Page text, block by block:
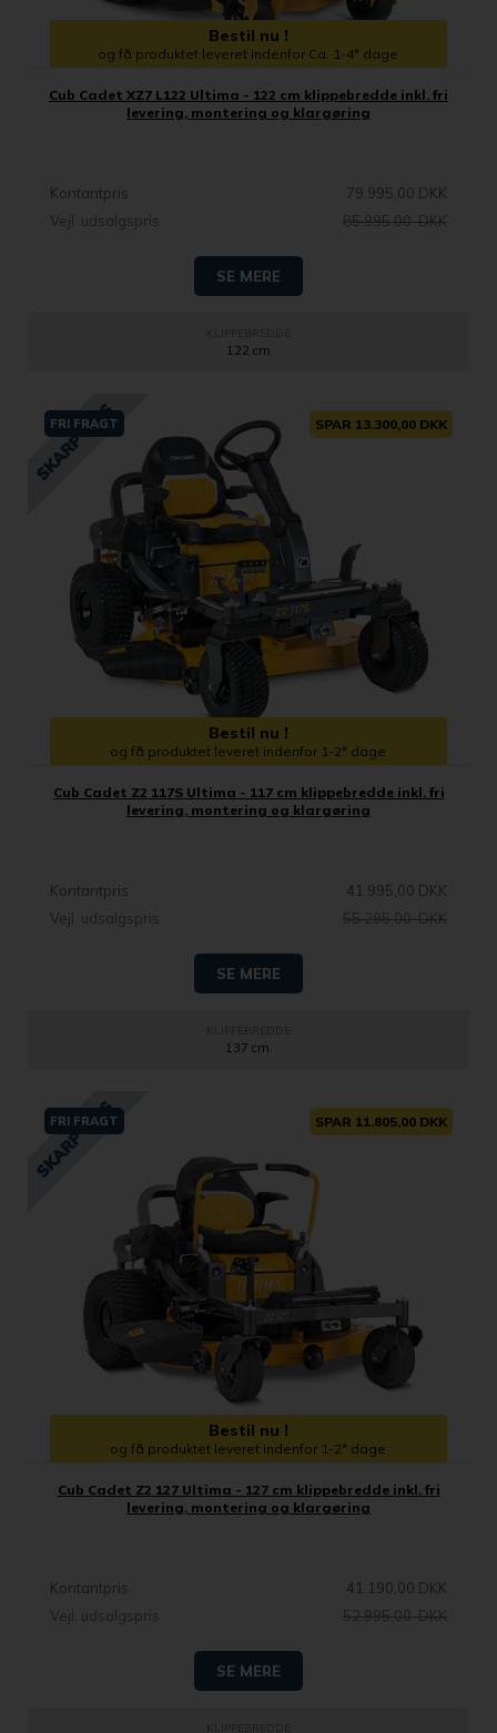
Bestil nu !
og få produktet leveret indenfor Ca. 1-4* dage
Cub Cadet XZ7 L122 Ultima - 122 cm klippebredde inkl. fri
levering, montering og klargøring
Kontantpris
79.995,00 DKK
Vejl. udsalgspris
85.995,00 DKK
SE MERE
122 cm
FRI FRAGT SPAR 13.300,00 DKK
Bestil nu !
og få produktet leveret indenfor 1-2* dage
Cub Cadet Z2 117S Ultima - 117 cm klippebredde inkl. fri
levering, montering og klargøring
Kontantpris
41.995,00 DKK
Vejl. udsalgspris
55.295,00 DKK
SE MERE
137 cm.
FRI FRAGT SPAR 11.805,00 DKK
Bestil nu !
og få produktet leveret indenfor 1-2* dage
Cub Cadet Z2 127 Ultima - 127 cm klippebredde inkl. fri
levering, montering og klargøring
Kontantpris
41.190,00 DKK
Vejl. udsalgspris
52.995,00 DKK
SE MERE